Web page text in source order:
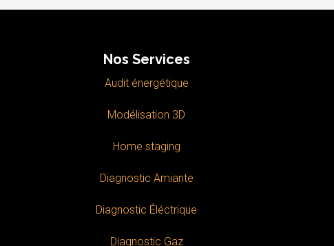
Nos Services
Audit énergétique
Modélisation 3D
Home staging
Diagnostic Amiante
Diagnostic Éléctrique
Diagnostic Gaz